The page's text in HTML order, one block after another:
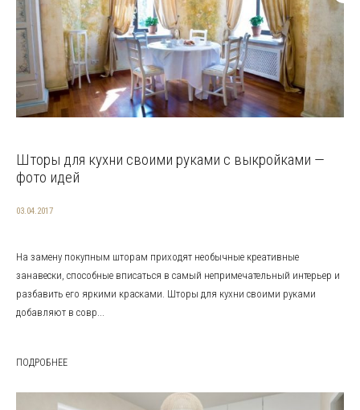
Шторы для кухни своими руками с выкройками —
фото идей
03.04.2017
На замену покупным шторам приходят необычные креативные
занавески, способные вписаться в самый непримечательный интерьер и
разбавить его яркими красками. Шторы для кухни своими руками
добавляют в совр...
ПОДРОБНЕЕ